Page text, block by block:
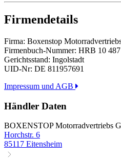
Firmendetails
Firma: Boxenstop
Firmenbuch-Nummer: HRB 10 487
Gerichtsstand: Ingolstadt
UID-Nr: DE 811957691
Impressum und AGB
Händler Daten
BOXENSTOP Motorradvertriebs
Horchstr. 6
85117 Eitensheim